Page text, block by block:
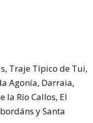
Traje Típico de Tui,
Agonía, Darraia,
la Río Callos, El
y Santa